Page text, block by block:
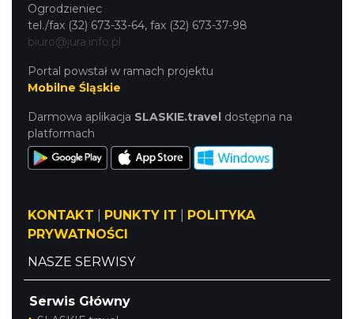
Ogrodzieniec
tel./fax (32) 673-33-64, fax (32) 673-37-98
biuro@jura.info.pl
Portal powstał w ramach projektu
Mobilne Śląskie
Darmowa aplikacja SLASKIE.travel dostępna na
platformach
KONTAKT PUNKTY IT
POLITYKA
PRYWATNOŚCI
NASZE SERWISY
Serwis Główny